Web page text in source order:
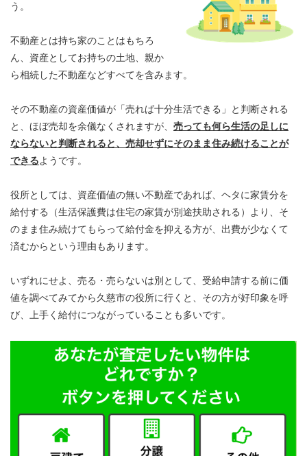
う。
不動産とは持ち家のことはもちろ
ん、資産としてお持ちの土地、親か
ら相続した不動産などすべてを含みます。
その不動産の資産価値が「売れば十分生活できる」と判断される
と、ほぼ売却を余儀なくされますが、 売っても何ら生活の足しに
ならないと判断されると、売却せずにそのまま住み続けることが
できるようです。
役所としては、資産価値の無い不動産であれば、ヘタに家賃分を
給付する（生活保護費は住宅の家賃が別途扶助される）より、そ
のまま住み続けてもらって給付金を抑える方が、出費が少なくて
済むからという理由もあります。
いずれにせよ、売る・売らないは別として、受給申請する前に価
値を調べてみてから久慈市の役所に行くと、その方が好印象を呼
び、上手く給付につながっていることも多いです。